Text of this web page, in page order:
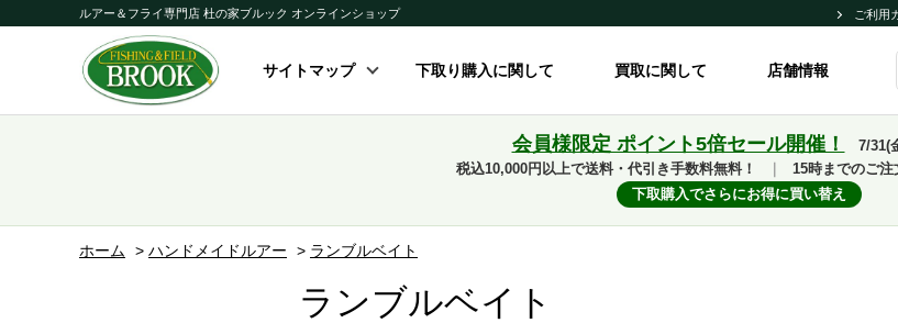
ルアー＆フライ専門店 杜の家ブルック オンラインショップ ご利用
サイトマップ 下取り購入に関して 買取に関して 店舗情報
会員様限定 ポイント5倍セール開催！
7/31(
税込10,000円以上で送料・代引き手数料無料！
15時までのご
下取購入でさらにお得に買い替え
ホーム > ハンドメイドルアー > ランブルベイト
ランブルベイト